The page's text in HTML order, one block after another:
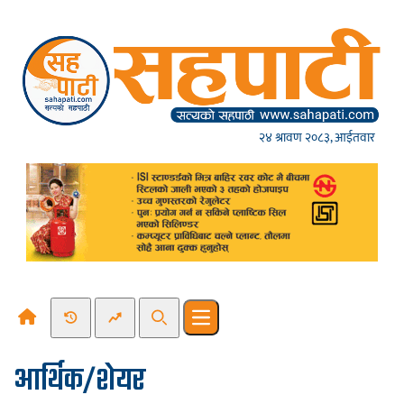
२४ श्रावण २०८३, आईतवार
Recent NewsTrending News
SearchOpen main menu
आर्थिक/शेयर